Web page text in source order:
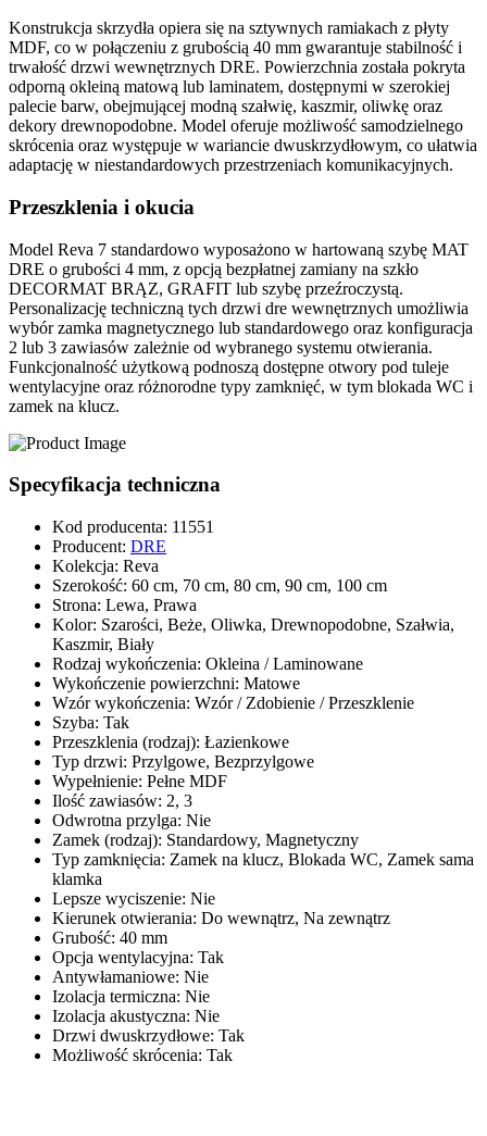
Konstrukcja skrzydła opiera się na sztywnych ramiakach z płyty
MDF, co w połączeniu z grubością 40 mm gwarantuje stabilność i
trwałość drzwi wewnętrznych DRE. Powierzchnia została pokryta
odporną okleiną matową lub laminatem, dostępnymi w szerokiej
palecie barw, obejmującej modną szałwię, kaszmir, oliwkę oraz
dekory drewnopodobne. Model oferuje możliwość samodzielnego
skrócenia oraz występuje w wariancie dwuskrzydłowym, co ułatwia
adaptację w niestandardowych przestrzeniach komunikacyjnych.
Przeszklenia i okucia
Model Reva 7 standardowo wyposażono w hartowaną szybę MAT
DRE o grubości 4 mm, z opcją bezpłatnej zamiany na szkło
DECORMAT BRĄZ, GRAFIT lub szybę przeźroczystą.
Personalizację techniczną tych drzwi dre wewnętrznych umożliwia
wybórzamka magnetycznego lub standardowego oraz konfiguracja
2 lub 3 zawiasów zależnie od wybranego systemu otwierania.
Funkcjonalność użytkową podnoszą dostępne otwory pod tuleje
wentylacyjne oraz różnorodne typy zamknięć, w tym blokada WC i
zamek na klucz.
Specyfikacja techniczna
Kod producenta: 11551
Producent: DRE
Kolekcja: Reva
Szerokość: 60 cm, 70 cm, 80 cm, 90 cm, 100 cm
Strona: Lewa, Prawa
Kolor: Szarości, Beże, Oliwka, Drewnopodobne, Szałwia,
Kaszmir, Biały
Rodzaj wykończenia: Okleina / Laminowane
Wykończenie powierzchni: Matowe
Wzór wykończenia: Wzór / Zdobienie / Przeszklenie
Szyba: Tak
Przeszklenia (rodzaj): Łazienkowe
Typ drzwi: Przylgowe, Bezprzylgowe
Wypełnienie: Pełne MDF
Ilość zawiasów: 2, 3
Odwrotna przylga: Nie
Zamek (rodzaj): Standardowy, Magnetyczny
Typ zamknięcia: Zamek na klucz, Blokada WC, Zamek sama
klamka
Lepsze wyciszenie: Nie
Kierunek otwierania: Do wewnątrz, Na zewnątrz
Grubość: 40 mm
Opcja wentylacyjna: Tak
Antywłamaniowe: Nie
Izolacja termiczna: Nie
Izolacja akustyczna: Nie
Drzwi dwuskrzydłowe: Tak
Możliwość skrócenia: Tak